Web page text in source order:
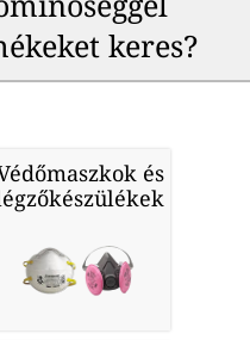
keres?
és